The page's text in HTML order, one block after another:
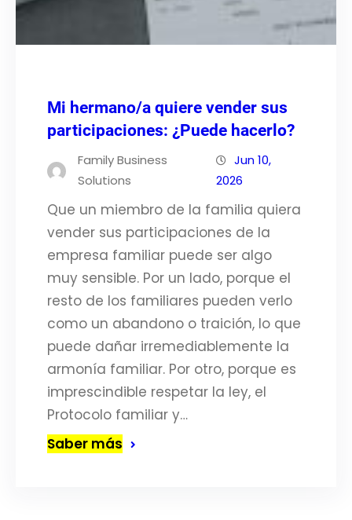
Mi hermano/a quiere vender sus
participaciones: ¿Puede hacerlo?
Family Business
Solutions
Jun 10,
2026
Que un miembro de la familia quiera
vender sus participaciones de la
empresa familiar puede ser algo
muy sensible. Por un lado, porque el
resto de los familiares pueden verlo
como un abandono o traición, lo que
puede dañar irremediablemente la
armonía familiar. Por otro, porque es
imprescindible respetar la ley, el
Protocolo familiar y…
Saber más